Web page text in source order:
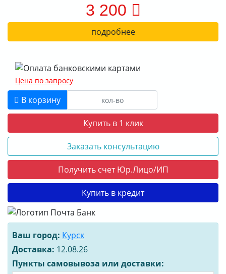
3 200
подробнее
Цена по запросу
В корзину
Купить в 1 клик
Заказать консультацию
Получить счет Юр.Лицо/ИП
Купить в кредит
Ваш город: Курск
Доставка: 12.08.26
Пункты самовывоза или доставки: